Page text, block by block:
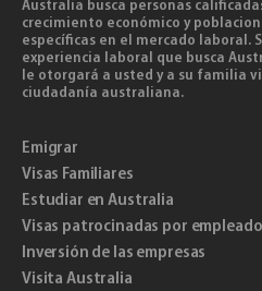
Australia busca personas
crecimiento económico y
específicas en el mercado laboral.
experiencia laboral que busca
le otorgará a usted y a su familia
ciudadanía australiana.
Emigrar
Visas Familiares
Estudiar en Australia
Visas patrocinadas por
Inversión de las empresas
Visita Australia